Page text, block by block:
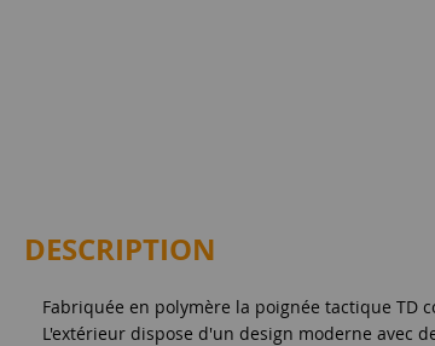
DESCRIPTION
Fabriquée en polymère la poignée tactique
L'extérieur dispose d'un design moderne avec